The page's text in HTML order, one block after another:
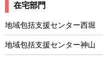
在宅部門
地域包括支援センター西堀
地域包括支援センター神山